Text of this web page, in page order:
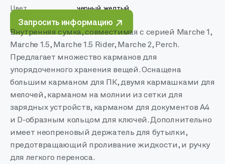
Цвет
черный, желтый
Запросить информацию
Внутренняя сумка, совместимая с серией Marche 1,
Marche 1.5, Marche 1.5 Rider, Marche 2, Perch.
Предлагает множество карманов для
упорядоченного хранения вещей. Оснащена
большим карманом для ПК, двумя кармашками для
мелочей, карманом на молнии из сетки для
зарядных устройств, карманом для документов A4
и D-образным кольцом для ключей. Дополнительно
имеет неопреновый держатель для бутылки,
предотвращающий проливание жидкости, и ручку
для легкого переноса.